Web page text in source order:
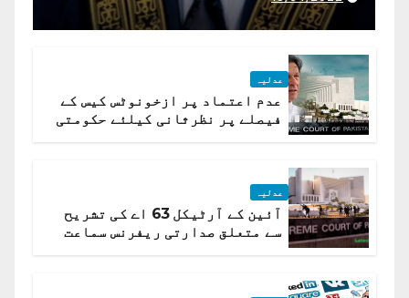
جسٹس پاکستان
عدلیہ
عدم اعتماد پر ازخونوٹس کیس کے
فیصلے پر نظرثانی کیلئے حکومتی
عدلیہ
آئین کے آرٹیکل 63 اے کی تشریح
سے متعلق صدارتی ریفرنس سماعت